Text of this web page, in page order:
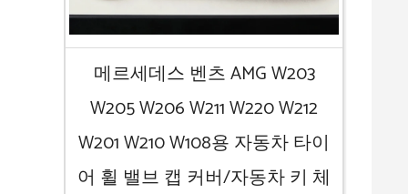
메르세데스 벤츠 AMG W203
W205 W206 W211 W220 W212
W201 W210 W108용 자동차 타이
어 휠 밸브 캡 커버/자동차 키 체